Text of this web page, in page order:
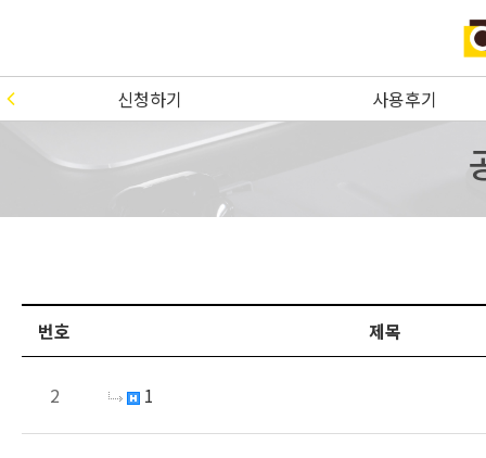
신청하기 사용후기
번호 제목
2 1